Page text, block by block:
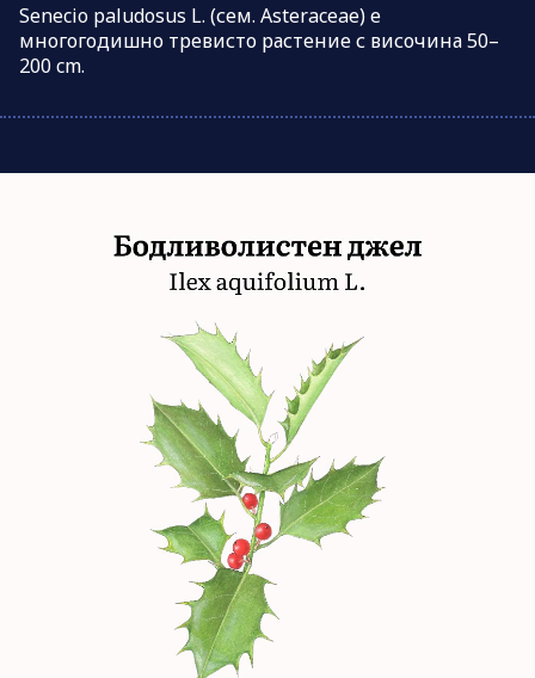
Senecio paludosus L. (сем. Asteraceae) е
многогодишно тревисто растение с височина 50–
200 cm.